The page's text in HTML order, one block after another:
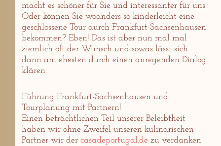
macht es schöner für Sie und interessanter für uns.
Oder können Sie woanders so kinderleicht eine
geschlossene Tour durch Frankfurt-Sachsenhausen
bekommen? Eben! Das ist aber nun mal mal
ziemlich oft der Wunsch und sowas lässt sich
dann am ehesten durch einen anregenden Dialog
klären.
Führung Frankfurt-Sachsenhausen und
Tourplanung mit Partnern!
Einen beträchtlichen Teil unserer Beleibtheit
haben wir ohne Zweifel unseren kulinarischen
Partner wir der casadeportugal.de zu verdanken.